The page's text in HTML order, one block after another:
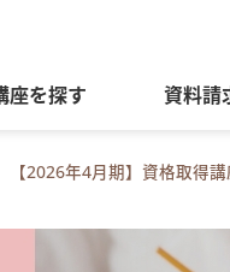
座を探す 資料請
【2026年4月期】資格取得